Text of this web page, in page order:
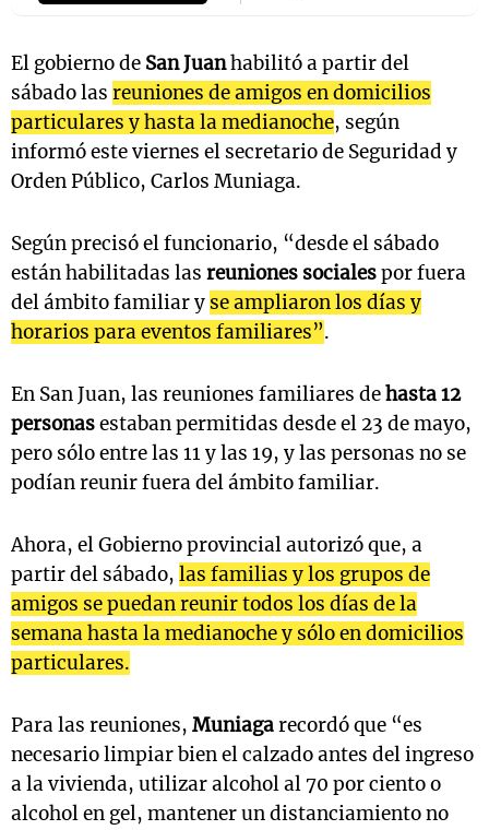
El gobierno de San Juanhabilitó a partir del
sábado las reuniones de amigos en domicilios
particulares y hasta la medianoche, según
informó este viernes el secretario de Seguridad y
Orden Público, Carlos Muniaga.
Según precisó el funcionario, “desde el sábado
están habilitadas las reuniones socialespor fuera
del ámbito familiar y se ampliaron los días y
horarios para eventos familiares”.
En San Juan, las reuniones familiares dehasta 12
personasestaban permitidas desde el 23 de mayo,
pero sólo entre las 11 y las 19, y las personas no se
podían reunir fuera del ámbito familiar.
Ahora, el Gobierno provincial autorizó que, a
partir del sábado, las familias y los grupos de
amigos se puedan reunir todos los días de la
semana hasta la medianoche y sólo en domicilios
particulares.
Para las reuniones, Muniagarecordó que “es
necesario limpiar bien el calzado antes del ingreso
a la vivienda, utilizar alcohol al 70 por ciento o
alcohol en gel, mantener un distanciamiento no